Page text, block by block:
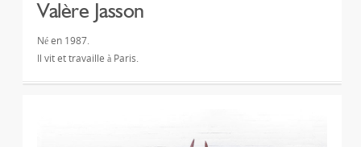
Valère Jasson
Né en 1987.
Il vit et travaille à Paris.